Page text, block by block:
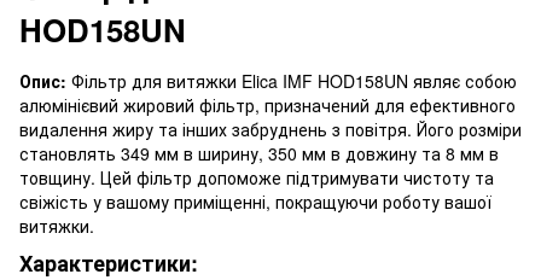
HOD158UN
Опис: Фільтр для витяжки Elica IMF HOD158UN являє собою
алюмінієвий жировий фільтр, призначений для ефективного
видалення жиру та інших забруднень з повітря. Його розміри
становлять 349 мм в ширину, 350 мм в довжину та 8 мм в
товщину. Цей фільтр допоможе підтримувати чистоту та
свіжість у вашому приміщенні, покращуючи роботу вашої
витяжки.
Характеристики: